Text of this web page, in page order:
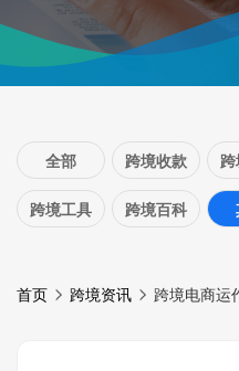
全部 跨境收款
跨境工具 跨境百科
首页 跨境资讯 跨境电商运